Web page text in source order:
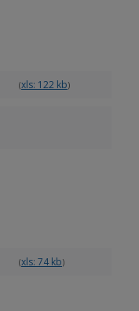
(xls: 122 kb)
(xls: 74 kb)